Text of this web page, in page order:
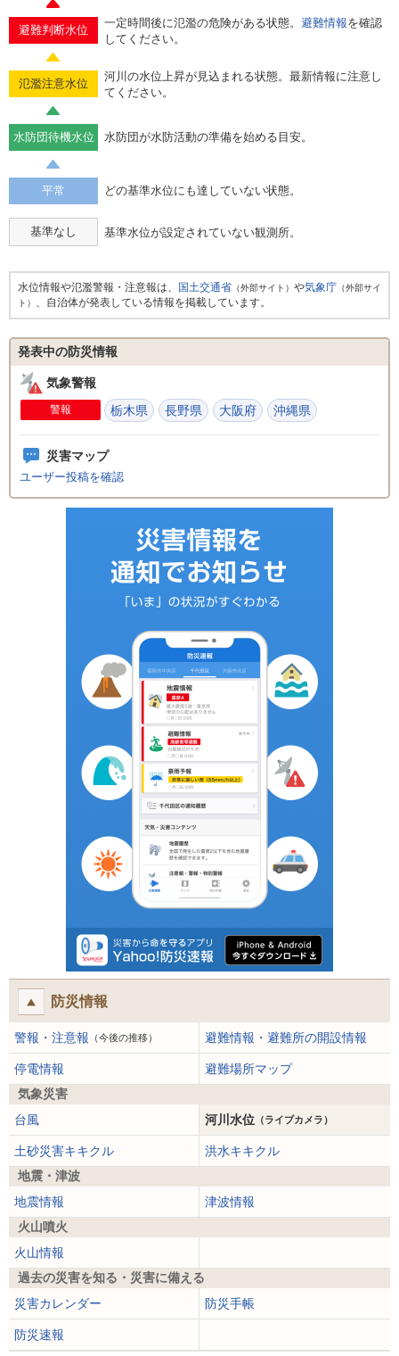
避難判断水位
一定時間後に氾濫の危険がある状態。 避難情報を確認
してください。
氾濫注意水位
河川の水位上昇が見込まれる状態。最新情報に注意し
てください。
水防団待機水位 水防団が水防活動の準備を始める目安。
平常 どの基準水位にも達していない状態。
基準なし 基準水位が設定されていない観測所。
水位情報や氾濫警報・注意報は、 国土交通省 （外部サイト） や気象庁 （外部サイ
ト） 、自治体が発表している情報を掲載しています。
発表中の防災情報
気象警報
警報 栃木県 長野県 大阪府 沖縄県
災害マップ
ユーザー投稿を確認
防災情報
警報・注意報 （今後の推移） 避難情報・避難所の開設情報
停電情報
避難場所マップ
気象災害
台風
河川水位 （ライブカメラ）
土砂災害キキクル
洪水キキクル
地震・津波
地震情報
津波情報
火山噴火
火山情報
過去の災害を知る・災害に備える
災害カレンダー
防災手帳
防災速報